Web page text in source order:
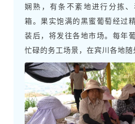
娴熟，有条不紊地进行分拣
箱。果实饱满的黑蜜葡萄经过
装后，将发往各地市场。每年
忙碌的务工场景，在宾川各地随